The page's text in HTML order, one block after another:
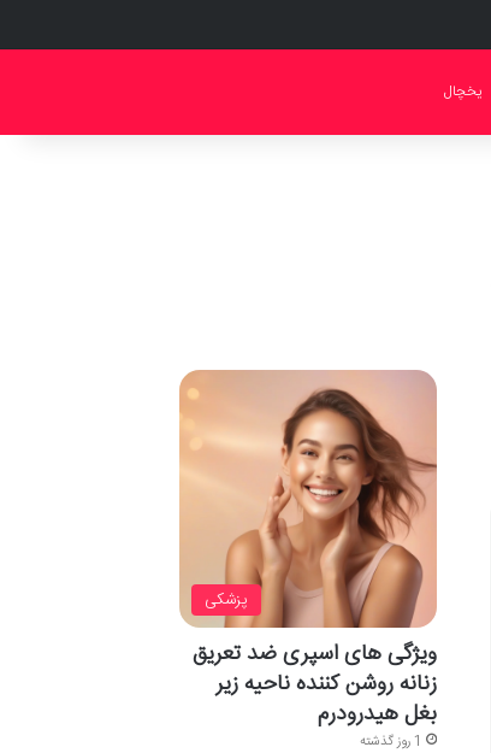
یخچال
پزشکی
ویژگی های اسپری ضد تعریق
زنانه روشن کننده ناحیه زیر
بغل هیدرودرم
1 روز گذشته